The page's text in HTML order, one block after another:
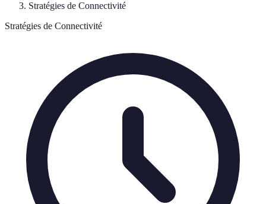
Stratégies de Connectivité
Stratégies de Connectivité